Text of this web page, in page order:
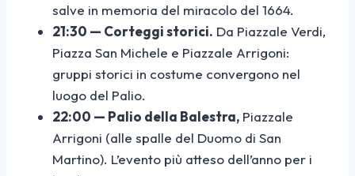
salve in memoria del miracolo del 1664.
21:30 — Corteggi storici. Da Piazzale Verdi,
Piazza San Michele e Piazzale Arrigoni:
gruppi storici in costume convergono nel
luogo del Palio.
22:00 — Palio della Balestra, Piazzale
Arrigoni (alle spalle del Duomo di San
Martino). L’evento più atteso dell’anno per i